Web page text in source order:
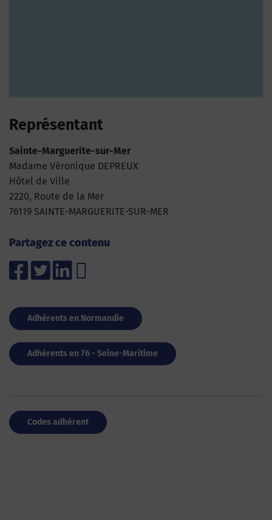
Représentant
Sainte-Marguerite-sur-Mer
Madame Véronique DEPREUX
Hôtel de Ville
2220, Route de la Mer
76119 SAINTE-MARGUERITE-SUR-MER
Partagez ce contenu
Adhérents en Normandie
Adhérents en 76 - Seine-Maritime
Codes adhérent